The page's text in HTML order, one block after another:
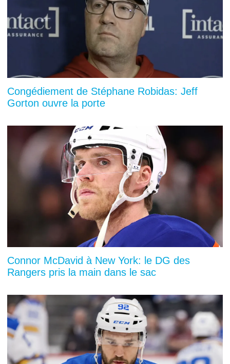
Congédiement de Stéphane Robidas: Jeff
Gorton ouvre la porte
Connor McDavid à New York: le DG des
Rangers pris la main dans le sac